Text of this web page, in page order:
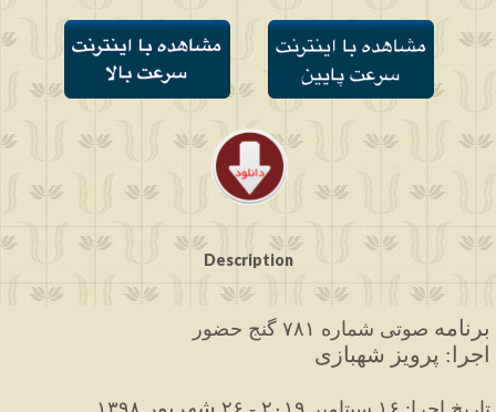
Description
برنامه صوتی شماره ۷۸۱ گنج حضور
اجرا: پرویز شهبازی